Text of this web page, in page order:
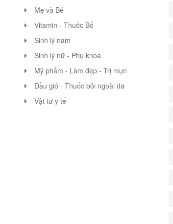
Mẹ và Bé
Vitamin - Thuốc Bổ
Sinh lý nam
Sinh lý nữ - Phụ khoa
Mỹ phẩm - Làm đẹp - Trị mụn
Dầu gió - Thuốc bôi ngoài da
Vật tư y tế